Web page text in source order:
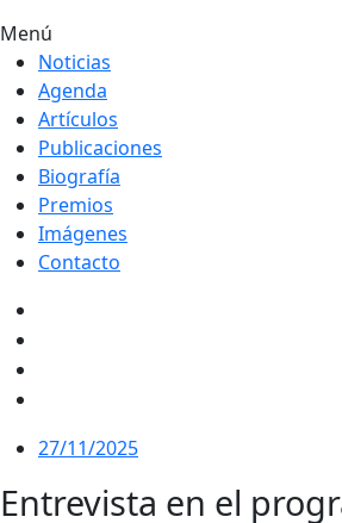
Menú
Noticias
Agenda
Artículos
Publicaciones
Biografía
Premios
Imágenes
Contacto
27/11/2025
Entrevista en el